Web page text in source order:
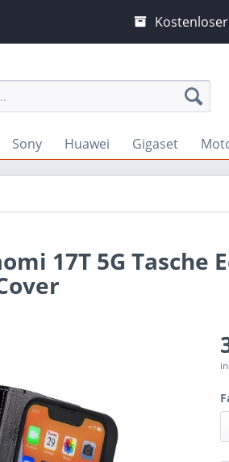
Sony Huawei Gigaset
17T 5G Tasche